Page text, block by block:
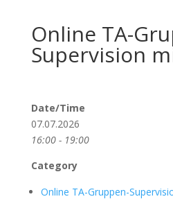
Online TA-
Supervision
Date/Time
07.07.2026
16:00 - 19:00
Category
Online TA-Gruppen-